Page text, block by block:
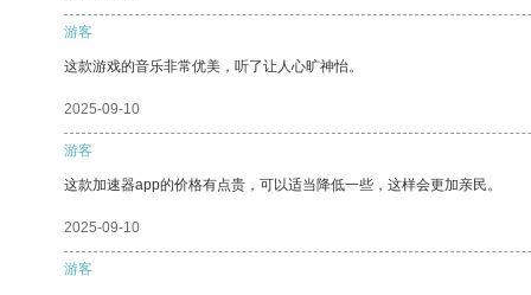
游客
这款游戏的音乐非常优美，听了让人心旷神怡。
2025-09-10
游客
这款加速器app的价格有点贵，可以适当降低一些，这样会更加亲民。
2025-09-10
游客